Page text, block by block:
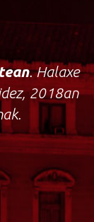
. Halaxe
2018an